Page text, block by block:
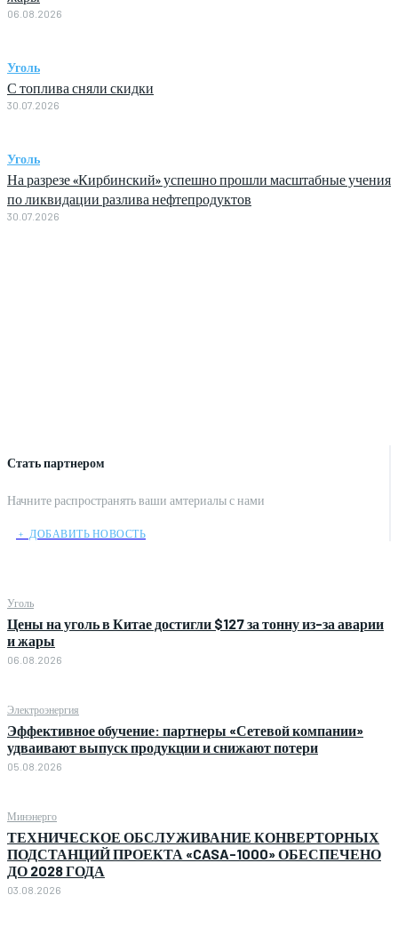
Стать партнером
Начните распространять ваши амтериалы с нами
﹢ ДОБАВИТЬ НОВОСТЬ
Уголь
Цены на уголь в Китае достигли $127 за тонну из-за аварии
и жары
06.08.2026
Электроэнергия
Эффективное обучение: партнеры «Сетевой компании»
удваивают выпуск продукции и снижают потери
05.08.2026
Минэнерго
ТЕХНИЧЕСКОЕ ОБСЛУЖИВАНИЕ КОНВЕРТОРНЫХ
ПОДСТАНЦИЙ ПРОЕКТА «CASA-1000» ОБЕСПЕЧЕНО
ДО 2028 ГОДА
03.08.2026
06.08.2026
Уголь
С топлива сняли скидки
30.07.2026
Уголь
На разрезе «Кирбинский» успешно прошли масштабные учения
по ликвидации разлива нефтепродуктов
30.07.2026